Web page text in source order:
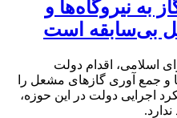
به نیروگاه‌ها و
بی‌سابقه است
اسلامی، اقدام دولت
و جمع آوری گازهای مشعل را
اجرایی دولت در این حوزه،